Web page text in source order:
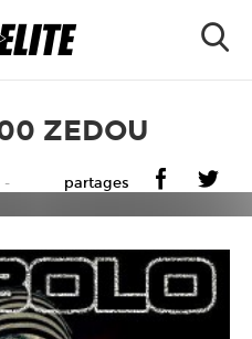
ZEDOU
partages